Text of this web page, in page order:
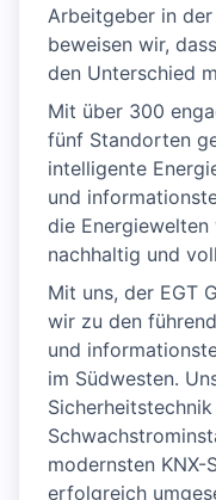
Arbeitgeber in
beweisen wir,
den Unterschied
Mit über 300
fünf Standorten
intelligente
und
die
nachhaltig und
Mit uns, der EGT
wir zu den
und
im Südwesten.
modernsten KNX-
erfolgreich